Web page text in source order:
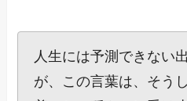
人生には予測できない
が、この言葉は、そう